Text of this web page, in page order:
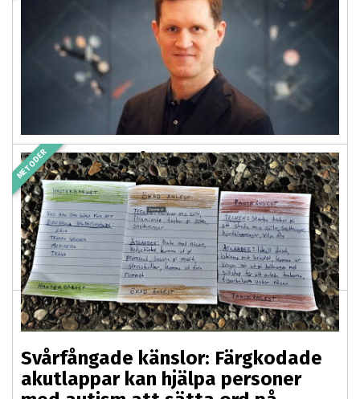
Impressiv språkstörning kopplas
till lägre betyg
2025-12-24 03:00 PREMIUM
Elever med impressiv språkstörning – svårigheter att
förstå talat språk – har klart lägre måluppfyllelse i
kärnämnena än andra. Det framkommer...
METODER
Svårfångade känslor: Färgkodade
akutlappar kan hjälpa personer